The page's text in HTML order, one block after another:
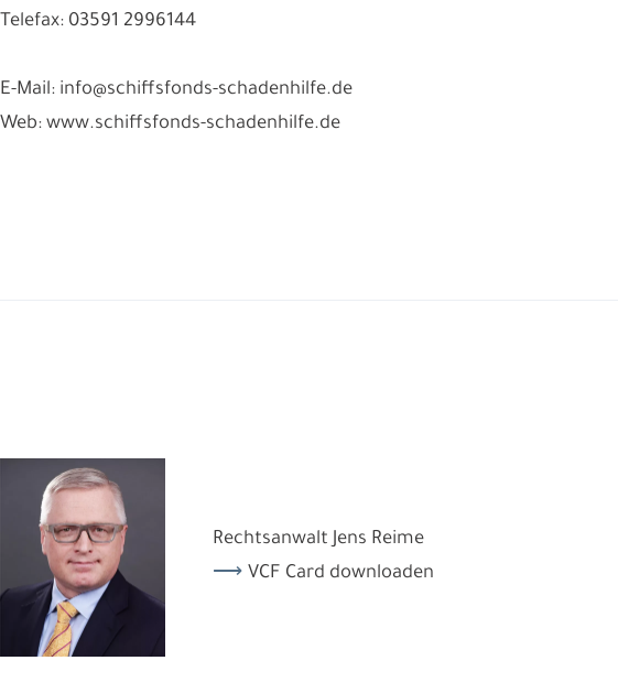
Telefax: 03591 2996144
E-Mail: info@schiffsfonds-schadenhilfe.de
Web: www.schiffsfonds-schadenhilfe.de
Rechtsanwalt Jens Reime
VCF Card downloaden